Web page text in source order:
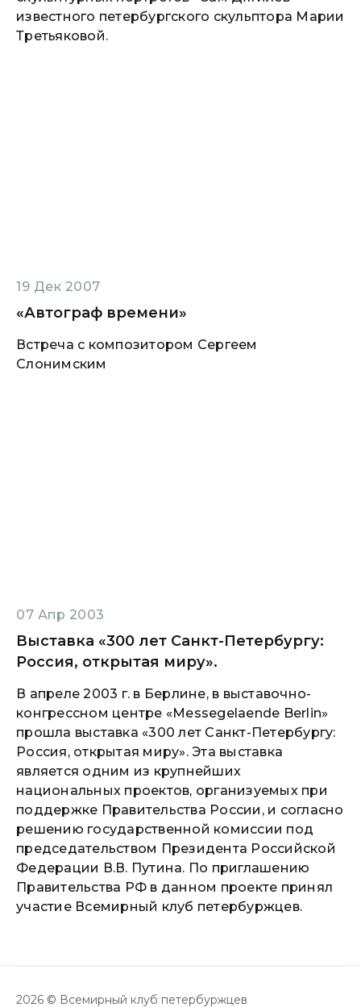
известного петербургского скульптора Марии
Третьяковой.
19 Дек 2007
«Автограф времени»
Встреча с композитором Сергеем
Слонимским
07 Апр 2003
Выставка «300 лет Санкт-Петербургу:
Россия, открытая миру».
В апреле 2003 г. в Берлине, в выставочно-
конгрессном центре «Messegelaende Berlin»
прошла выставка «300 лет Санкт-Петербургу:
Россия, открытая миру». Эта выставка
является одним из крупнейших
национальных проектов, организуемых при
поддержке Правительства России, и согласно
решению государственной комиссии под
председательством Президента Российской
Федерации В.В. Путина. По приглашению
Правительства РФ в данном проекте принял
участие Всемирный клуб петербуржцев.
2026 © Всемирный клуб петербуржцев